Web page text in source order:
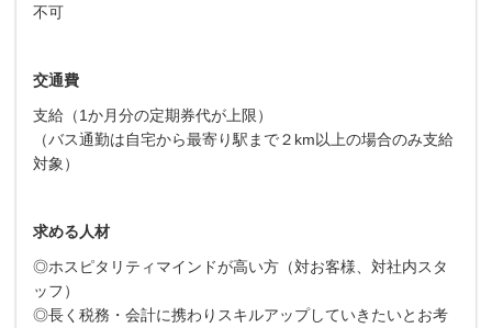
不可
交通費
支給（1か月分の定期券代が上限）
（バス通勤は自宅から最寄り駅まで２km以上の場合のみ支給
対象）
求める人材
◎ホスピタリティマインドが高い方（対お客様、対社内スタ
ッフ）
◎長く税務・会計に携わりスキルアップしていきたいとお考